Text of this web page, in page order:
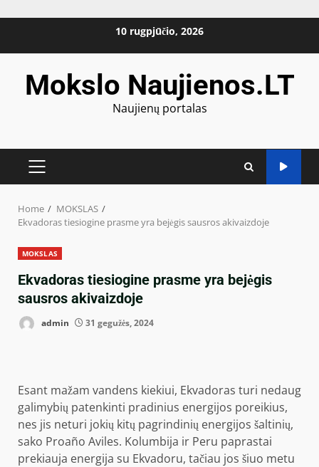
10 rugpjūčio, 2026
Mokslo Naujienos.LT
Naujienų portalas
PRIMARY
Home
MOKSLAS
Ekvadoras tiesiogine prasme yra bejėgis sausros akivaizdoje
MOKSLAS
Ekvadoras tiesiogine prasme yra bejėgis
sausros akivaizdoje
admin 31 gegužės, 2024
Esant mažam vandens kiekiui, Ekvadoras turi nedaug
galimybių patenkinti pradinius energijos poreikius,
nes jis neturi jokių kitų pagrindinių energijos šaltinių,
sako Proaño Aviles. Kolumbija ir Peru paprastai
prekiauja energija su Ekvadoru, tačiau jos šiuo metu